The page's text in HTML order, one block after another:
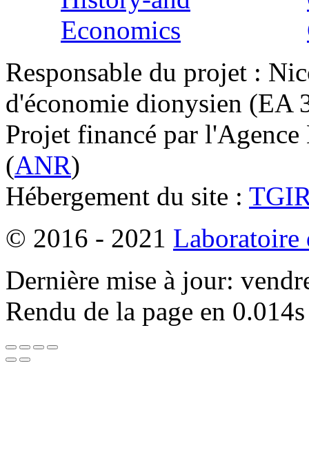
Responsable du projet :
d'économie dionysien
Projet financé par l'Agence
(ANR)
Hébergement du site :
© 2016 - 2021 Laboratoire
Dernière mise à jour:
Rendu de la page en 0.014s